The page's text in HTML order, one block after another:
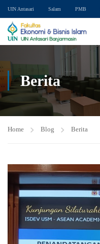
UIN Antasari Salam PMB
Berita
Home Blog Berita